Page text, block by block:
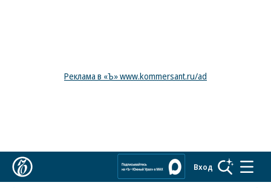
Реклама в «Ъ» www.kommersant.ru/ad
Вход